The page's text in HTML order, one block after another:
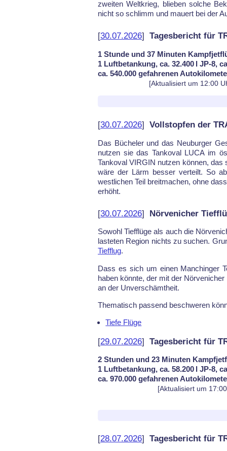
zwei­ten Welt­krieg, blie­ben sol­che
nicht so schlimm und mau­ert bei der
[30.07.2026] Tagesbericht für
1 Stunde und 37 Minuten
1 Luftbetankung, ca. 32.400 l JP-8,
ca. 540.000 gefahrenen
[Aktualisiert um 12:00
[30.07.2026] Vollstopfen der
Das Bü­che­ler und das Neu­bur­ger
nut­zen sie das Tank­oval LU­CA im
Tank­oval VIR­GIN nut­zen kön­nen,
wä­re der Lärm bes­ser ver­teilt. So
west­li­chen Teil breit­ma­chen, oh­ne
er­höht.
[30.07.2026] Nörvenicher
So­wohl Tief­flü­ge als auch die
las­te­ten Re­gi­on nichts zu su­chen.
Tief­flug.
Dass es sich um einen Man­chin­ger
ha­ben könn­te, der mit der
an der Un­ver­schämt­heit.
The­ma­tisch pas­send be­schwe­ren
Tiefe Flüge
[29.07.2026] Tagesbericht für
2 Stunden und 23 Minuten
1 Luftbetankung, ca. 58.200 l JP-8,
ca. 970.000 gefahrenen
[Aktualisiert um
[28.07.2026] Tagesbericht für